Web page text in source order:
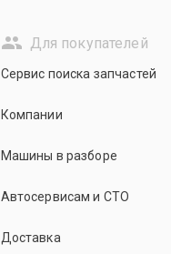
Для покупателей
Сервис поиска запчастей
Компании
Машины в разборе
Автосервисам и СТО
Доставка